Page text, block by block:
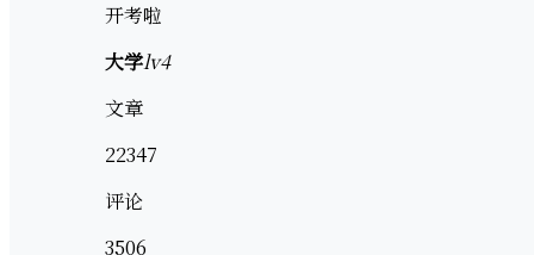
开考啦
大学lv4
文章
22347
评论
3506